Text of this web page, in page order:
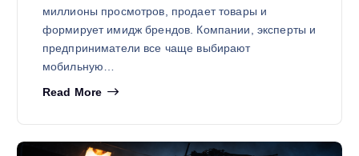
миллионы просмотров, продает товары и
формирует имидж брендов. Компании, эксперты и
предприниматели все чаще выбирают
мобильную…
Read More